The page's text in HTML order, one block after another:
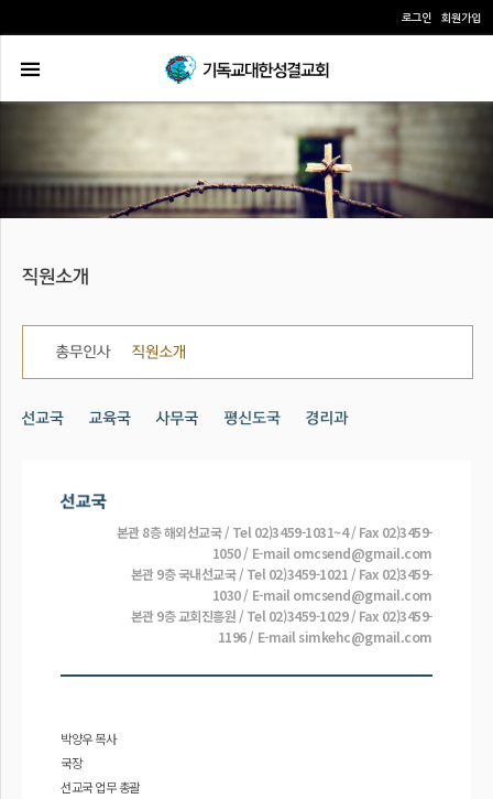
로그인 회원가입
본관 8층 해외선교국 / Tel 02)3459-1031~4 / Fax 02)3459-
1050 / E-mail omcsend@gmail.com
본관 9층 국내선교국 / Tel 02)3459-1021 / Fax 02)3459-
1030 / E-mail omcsend@gmail.com
본관 9층 교회진흥원 / Tel 02)3459-1029 / Fax 02)3459-
1196 / E-mail simkehc@gmail.com
박양우 목사
국장
선교국 업무 총괄